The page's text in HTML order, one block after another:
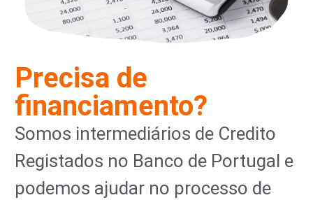
Precisa de
financiamento?
Somos intermediários de Credito
Registados no Banco de Portugal e
podemos ajudar no processo de